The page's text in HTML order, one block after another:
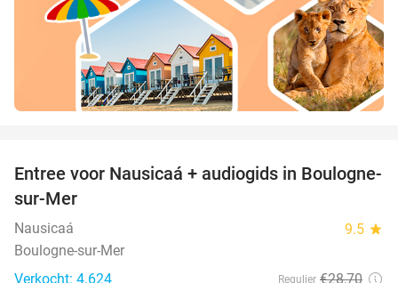
27%
Entree voor Nausicaá + audiogids in Boulogne-
sur-Mer
Nausicaá 9.5 star
Boulogne-sur-Mer
Verkocht: 4.624
Regulier €28,70